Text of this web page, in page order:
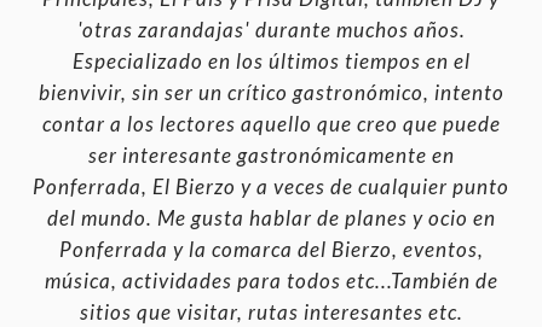
'otras zarandajas' durante muchos años.
Especializado en los últimos tiempos en el
bienvivir, sin ser un crítico gastronómico, intento
contar a los lectores aquello que creo que puede
ser interesante gastronómicamente en
Ponferrada, El Bierzo y a veces de cualquier punto
del mundo. Me gusta hablar de planes y ocio en
Ponferrada y la comarca del Bierzo, eventos,
música, actividades para todos etc...También de
sitios que visitar, rutas interesantes etc.